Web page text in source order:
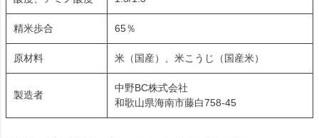
精米歩合 65％
原材料 米（国産）、米こうじ（国産米）
製造者
中野BC株式会社
和歌山県海南市藤白758-45